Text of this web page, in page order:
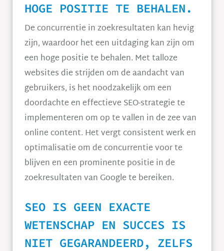
HOGE POSITIE TE BEHALEN.
De concurrentie in zoekresultaten kan hevig
zijn, waardoor het een uitdaging kan zijn om
een hoge positie te behalen. Met talloze
websites die strijden om de aandacht van
gebruikers, is het noodzakelijk om een
doordachte en effectieve SEO-strategie te
implementeren om op te vallen in de zee van
online content. Het vergt consistent werk en
optimalisatie om de concurrentie voor te
blijven en een prominente positie in de
zoekresultaten van Google te bereiken.
SEO IS GEEN EXACTE
WETENSCHAP EN SUCCES IS
NIET GEGARANDEERD, ZELFS